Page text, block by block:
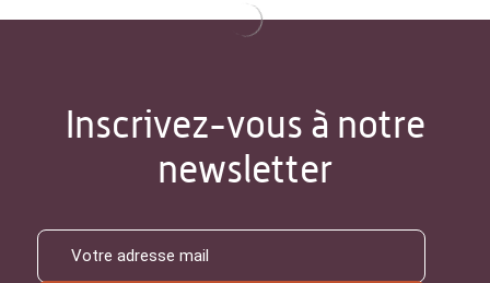
Inscrivez-vous à notre
newsletter